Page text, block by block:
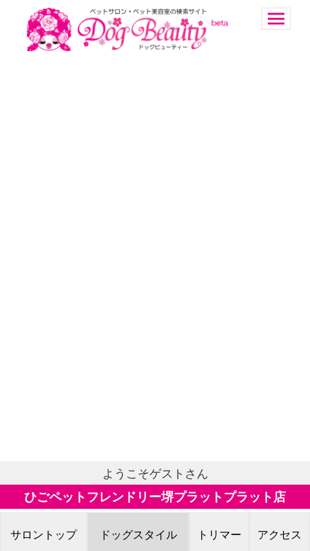
ようこそゲストさん
ひごペットフレンドリー堺プラットプラット店
サロントップ ドッグスタイル トリマー アクセス